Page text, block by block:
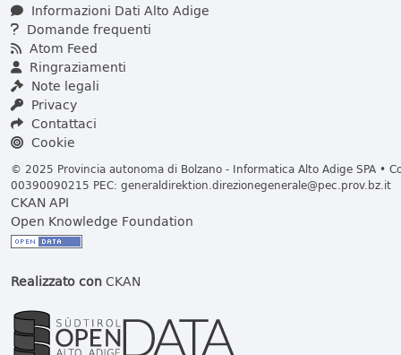
Informazioni Dati Alto Adige
Domande frequenti
Atom Feed
Ringraziamenti
Note legali
Privacy
Contattaci
Cookie
© 2025 Provincia autonoma di Bolzano - Informatica Alto Adige SPA •
00390090215 PEC: generaldirektion.direzionegenerale@pec.prov.bz.it
CKAN API
Open Knowledge Foundation
Realizzato conCKAN